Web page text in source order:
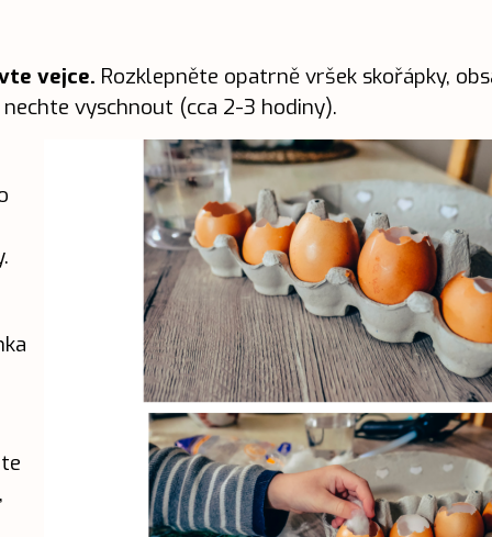
vejce. Rozklepněte opatrně vršek skořápky,
vyschnout (cca 2-3 hodiny).